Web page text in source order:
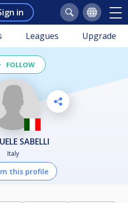
in
Leagues Upgrade
FOLLOW
SABELLI
Italy
this profile